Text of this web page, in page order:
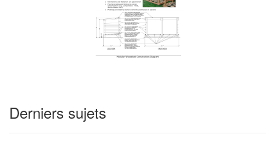
Derniers sujets